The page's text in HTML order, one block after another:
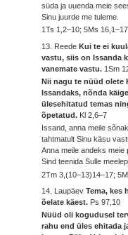
süda ja uuenda meie
Sinu juurde me tuleme.
1Ts 1,2–10; 5Ms 16,1–17
13. ReedeKui te ei
vastu, siis on Issanda
vanemate vastu. 1Sm
Nii nagu te nüüd olete
Issandaks, nõnda
ülesehitatud temas
õpetatud. Kl 2,6–7
Issand, anna meile
tahtmatult Sinu käsu
Anna meile andeks
Sind teenida Sulle
2Tm 3,(10–13)14–17;
14. LaupäevTema, kes
õelate käest. Ps 97,10
Nüüd oli kogudusel
rahu end üles ehitada